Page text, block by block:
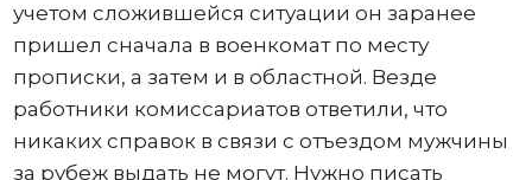
учетом сложившейся ситуации он заранее
пришел сначала в военкомат по месту
прописки, а затем и в областной. Везде
работники комиссариатов ответили, что
никаких справок в связи с отъездом мужчины
за рубеж выдать не могут. Нужно писать